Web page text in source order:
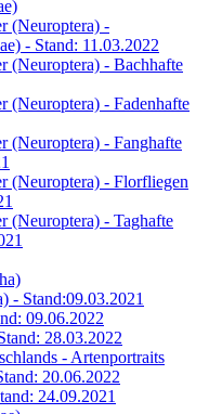
(Neuroptera) -
- Stand: 11.03.2022
(Neuroptera) - Bachhafte
(Neuroptera) - Fadenhafte
(Neuroptera) - Fanghafte
(Neuroptera) - Florfliegen
(Neuroptera) - Taghafte
- Stand:09.03.2021
09.06.2022
28.03.2022
- Artenportraits
20.06.2022
24.09.2021